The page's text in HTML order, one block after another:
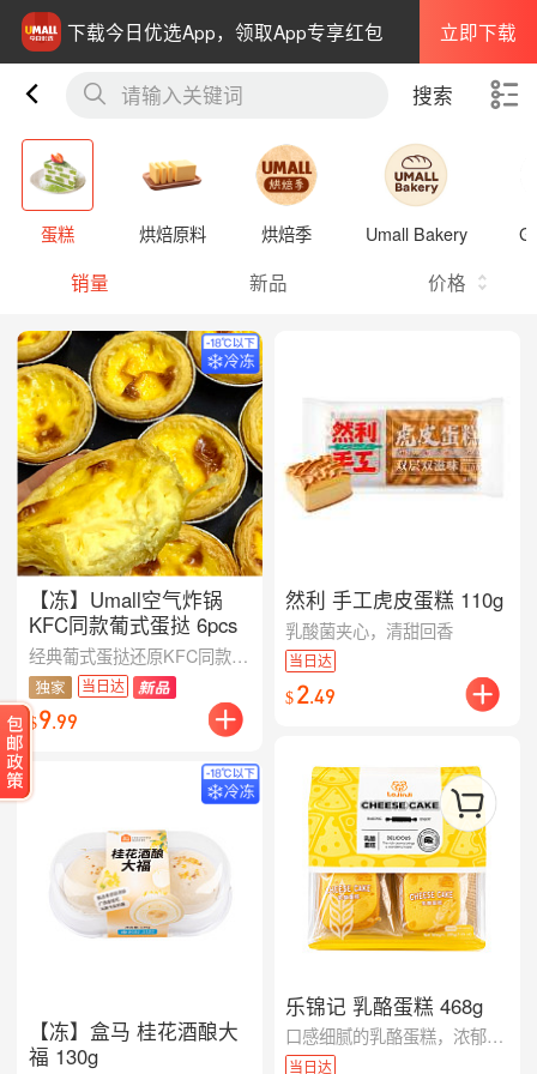
下载今日优选App，领取App专享红包 立即下载
请输入关键词 搜索
蛋糕 烘焙原料 烘焙季 Umall Bakery
销量 新品 价格
【冻】Umall空气炸锅
KFC同款葡式蛋挞 6pcs
经典葡式蛋挞还原KFC同款风味，外酥内嫩，空气炸锅轻松出炉，奶香浓郁，一口酥脆治愈甜心时刻。
当日达
$9.99
【冻】盒马 桂花酒酿大
福 130g
然利 手工虎皮蛋糕 110g
乳酸菌夹心，清甜回香
当日达
$2.49
乐锦记 乳酪蛋糕 468g
口感细腻的乳酪蛋糕，浓郁却不厚重的奶香平衡得刚刚好
当日达